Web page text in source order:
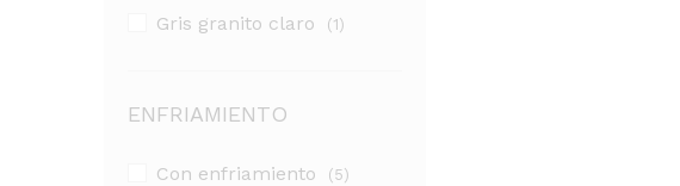
Gris granito claro (1)
ENFRIAMIENTO
Con enfriamiento (5)